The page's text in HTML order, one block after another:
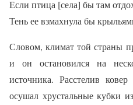
Если птица [села] бы там
Тень ее взмахнула бы
Словом, климат той страны
и он остановился на
источника. Расстелив
осушал хрустальные кубки